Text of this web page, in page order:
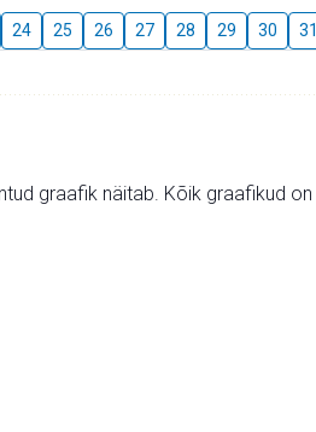
24 25 26 27 28 29 30 31
graafik näitab. Kõik graafikud on